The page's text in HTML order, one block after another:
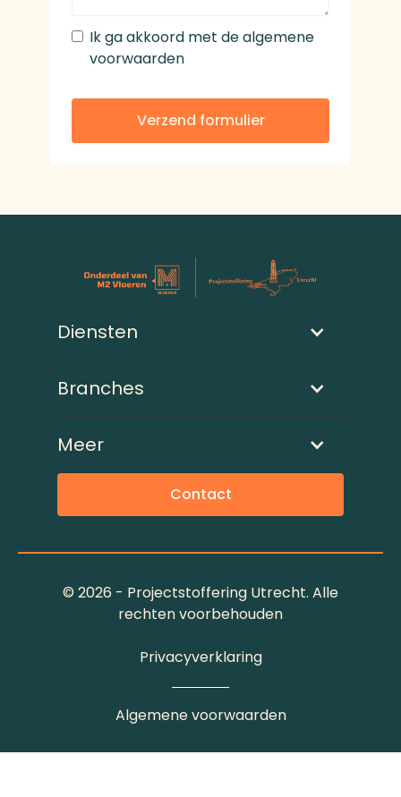
Ik ga akkoord met de algemene
voorwaarden
Verzend formulier
Diensten
Branches
Meer
Contact
© 2026 - Projectstoffering Utrecht. Alle
rechten voorbehouden
Privacyverklaring
Algemene voorwaarden